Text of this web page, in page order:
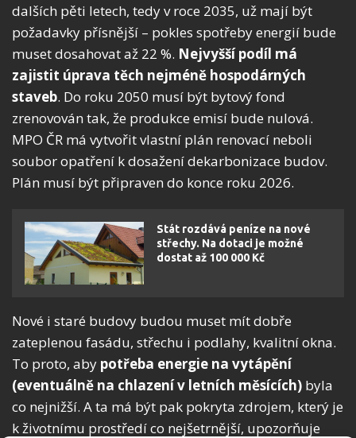
dalších pěti letech, tedy v roce 2035, už mají být
požadavky přísnější – pokles spotřeby energií bude
muset dosahovat až 22 %. Nejvyšší podíl má
zajistit úprava těch nejméně hospodárných
staveb. Do roku 2050 musí být bytový fond
zrenovován tak, že produkce emisí bude nulová.
MPO ČR má vytvořit vlastní plán renovací neboli
soubor opatření k dosažení dekarbonizace budov.
Plán musí být připraven do konce roku 2026.
Stát rozdává peníze na nové
střechy. Na dotaci je možné
dostat až 100 000 Kč
Nové i staré budovy budou muset mít dobře
zateplenou fasádu, střechu i podlahy, kvalitní okna.
To proto, aby potřeba energie na vytápění
(eventuálně na chlazení v letních měsících) byla
co nejnižší. A ta má být pak pokryta zdrojem, který je
k životnímu prostředí co nejšetrnější, upozorňuje